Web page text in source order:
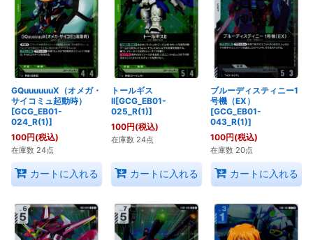
GQuuuuuuX（オメガ・
サイコミュ起動時）
[GCG_EB01-
024_R(1)]
100円(税込)
在庫数 24点
カートに入れる
トールギス
II[GCG_EB01-
025_R(1)]
100円(税込)
在庫数 24点
カートに入れる
ブルーディスティニー1
号機（EX）
[GCG_EB01-
043_R(1)]
100円(税込)
在庫数 20点
カートに入れる